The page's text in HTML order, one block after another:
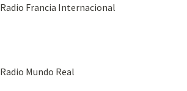
Radio Francia Internacional
Radio Mundo Real